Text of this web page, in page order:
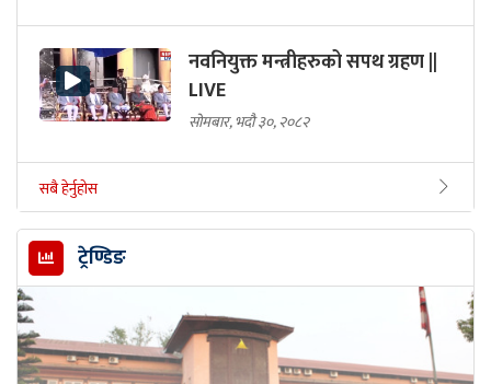
नवनियुक्त मन्त्रीहरुको सपथ ग्रहण ||
LIVE
सोमबार, भदौ ३०, २०८२
सबै हेर्नुहोस
ट्रेण्डिङ